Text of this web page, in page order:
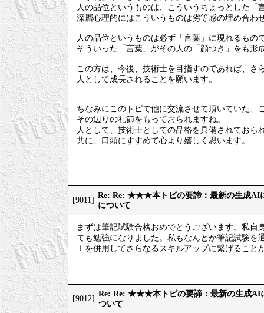
人の品位というものは、こういうちょっとした「
深層心理的にはこういうものは劣等感の埋め合わ
人の品位というものは必ず「言葉」に現れるもの
そういった「言葉」がその人の「顔つき」をも形
この方は、今後、技術士を目指すのであれば、
人として成長されることを願います。
ちなみにこのトピで他に交流させて頂いていた、
その辺りの礼節をもっておられますね。
人として、技術士としての品格を具備されておら
共に、口頭にすすめて心より嬉しく思います。
[9011]
Re: Re: ★★★本トピの要諦：最新の生成AI
について
まずは筆記試験合格おめでとうございます。私
ても勉強になりました。私もなんとか筆記試験を
Ｉを併用してさらなるスキルアップに繋げること
[9012]
Re: Re: ★★★本トピの要諦：最新の生成AI
ついて